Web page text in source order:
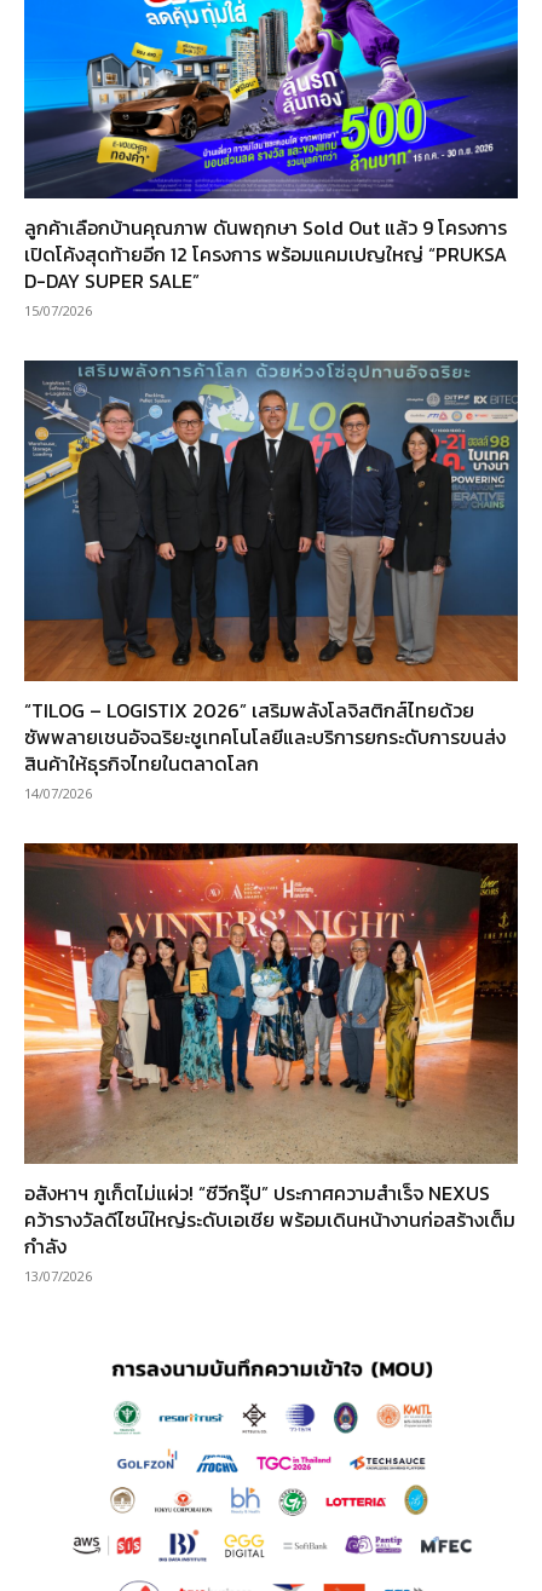
ลูกค้าเลือกบ้านคุณภาพ ดันพฤกษา Sold Out แล้ว 9 โครงการ
เปิดโค้งสุดท้ายอีก 12 โครงการ พร้อมแคมเปญใหญ่ “PRUKSA
D-DAY SUPER SALE”
15/07/2026
“TILOG – LOGISTIX 2026” เสริมพลังโลจิสติกส์ไทยด้วย
ซัพพลายเชนอัจฉริยะชูเทคโนโลยีและบริการยกระดับการขนส่ง
สินค้าให้ธุรกิจไทยในตลาดโลก
14/07/2026
อสังหาฯ ภูเก็ตไม่แผ่ว! “ซีวีกรุ๊ป” ประกาศความสำเร็จ NEXUS
คว้ารางวัลดีไซน์ใหญ่ระดับเอเชีย พร้อมเดินหน้างานก่อสร้างเต็ม
กำลัง
13/07/2026